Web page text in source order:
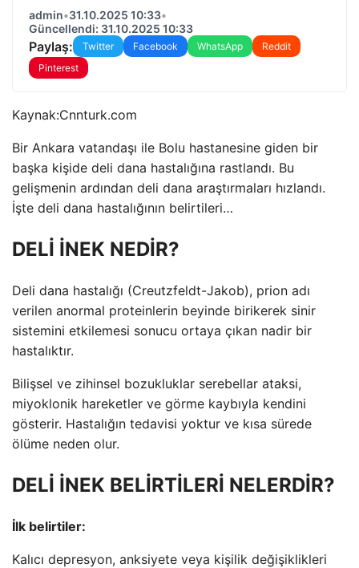
admin•31.10.2025 10:33•
Güncellendi: 31.10.2025 10:33
Paylaş: Twitter Facebook WhatsApp
Reddit
Pinterest
Kaynak:Cnnturk.com
Bir Ankara vatandaşı ile Bolu hastanesine giden bir
başka kişide deli dana hastalığına rastlandı. Bu
gelişmenin ardından deli dana araştırmaları hızlandı.
İşte deli dana hastalığının belirtileri…
DELİ İNEK NEDİR?
Deli dana hastalığı (Creutzfeldt-Jakob), prion adı
verilen anormal proteinlerin beyinde birikerek sinir
sistemini etkilemesi sonucu ortaya çıkan nadir bir
hastalıktır.
Bilişsel ve zihinsel bozukluklar serebellar ataksi,
miyoklonik hareketler ve görme kaybıyla kendini
gösterir. Hastalığın tedavisi yoktur ve kısa sürede
ölüme neden olur.
DELİ İNEK BELİRTİLERİ NELERDİR?
İlk belirtiler:
Kalıcı depresyon, anksiyete veya kişilik değişiklikleri